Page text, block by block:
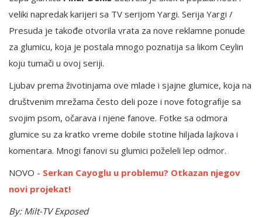
veliki napredak karijeri sa TV serijom Yargi. Serija Yargi /
Presuda je takođe otvorila vrata za nove reklamne ponude
za glumicu, koja je postala mnogo poznatija sa likom Ceylin
koju tumači u ovoj seriji.
Ljubav prema životinjama ove mlade i sjajne glumice, koja na
društvenim mrežama često deli poze i nove fotografije sa
svojim psom, očarava i njene fanove. Fotke sa odmora
glumice su za kratko vreme dobile stotine hiljada lajkova i
komentara. Mnogi fanovi su glumici poželeli lep odmor.
NOVO - Serkan Cayoglu u problemu? Otkazan njegov
novi projekat!
By: Milt-TV Exposed